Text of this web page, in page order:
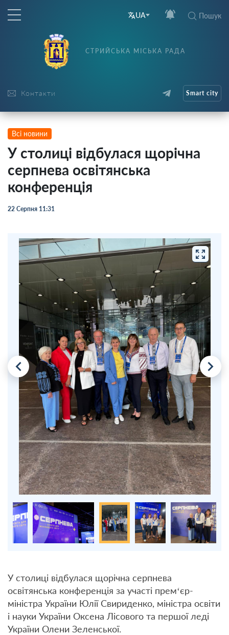
UA Пошук
Контакти
СТРИЙСЬКА МІСЬКА РАДА
Smart city
Всі новини
У столиці відбулася щорічна
серпнева освітянська
конференція
22 Серпня 11:31
У столиці відбулася щорічна серпнева
освітянська конференція за участі прем‘єр-
міністра України Юлії Свириденко, міністра освіти
і науки України Оксена Лісового та першої леді
України Олени Зеленської.